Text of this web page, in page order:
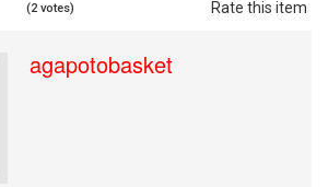
Rate this item
(2 votes)
agapotobasket